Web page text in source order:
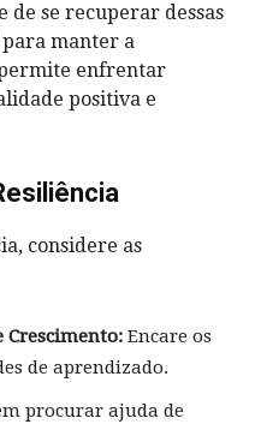
de se recuperar dessas
manter a
enfrentar
positiva e
considere as
Crescimento: Encare os
de aprendizado.
procurar ajuda de